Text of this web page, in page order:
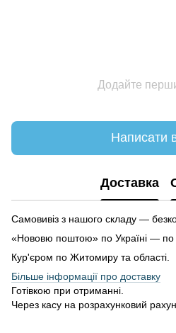
Додайте
Написати
Доставка
Самовивіз з нашого складу —
«Нововю поштою» по Україні — по
Кур'єром по Житомиру та області.
Більше інформації про доставку
Готівкою при отриманні.
Через касу на розрахунковий